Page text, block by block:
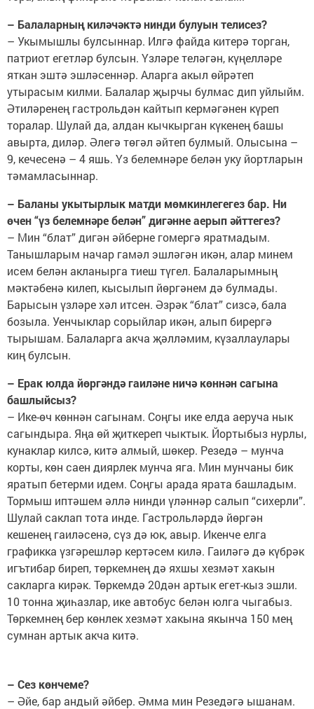
– Балаларның киләчәктә нинди булуын телисез?
– Укымышлы булсыннар. Илгә файда китерә торган,
патриот егетләр булсын. Үзләре теләгән, күңелләре
яткан эштә эшләсеннәр. Аларга акыл өйрәтеп
утырасым килми. Балалар җырчы булмас дип уйлыйм.
Әтиләренең гастрольдән кайтып кермәгәнен күреп
торалар. Шулай да, алдан кычкырган күкенең башы
авырта, диләр. Әлегә төгәл әйтеп булмый. Олысына –
9, кечесенә – 4 яшь. Үз белемнәре белән уку йортларын
тәмамласыннар.
– Баланы укытырлык матди мөмкинлегегез бар. Ни
өчен “үз белемнәре белән” дигәнне аерып әйттегез?
– Мин “блат” дигән әйберне гомергә яратмадым.
Танышларым начар гамәл эшләгән икән, алар минем
исем белән акланырга тиеш түгел. Балаларымның
мәктәбенә килеп, кысылып йөргәнем дә булмады.
Барысын үзләре хәл итсен. Әзрәк “блат” сизсә, бала
бозыла. Уенчыклар сорыйлар икән, алып бирергә
тырышам. Балаларга акча җәлләмим, күзаллаулары
киң булсын.
– Ерак юлда йөргәндә гаиләне ничә көннән сагына
башлыйсыз?
– Ике-өч көннән сагынам. Соңгы ике елда аеруча нык
сагындыра. Яңа өй җиткереп чыктык. Йортыбыз нурлы,
кунаклар килсә, китә алмый, шөкер. Резедә – мунча
корты, көн саен диярлек мунча яга. Мин мунчаны бик
яратып бетерми идем. Соңгы арада ярата башладым.
Тормыш иптәшем әллә нинди үләннәр салып “сихерли”.
Шулай саклап тота инде. Гастрольләрдә йөргән
кешенең гаиләсенә, сүз дә юк, авыр. Икенче елга
графикка үзгәрешләр кертәсем килә. Гаиләгә дә күбрәк
игътибар биреп, төркемнең дә яхшы хезмәт хакын
сакларга кирәк. Төркемдә 20дән артык егет-кыз эшли.
10 тонна җиһазлар, ике автобус белән юлга чыгабыз.
Төркемнең бер көнлек хезмәт хакына якынча 150 мең
сумнан артык акча китә.
– Сез көнчеме?
– Әйе, бар андый әйбер. Әмма мин Резедәгә ышанам.